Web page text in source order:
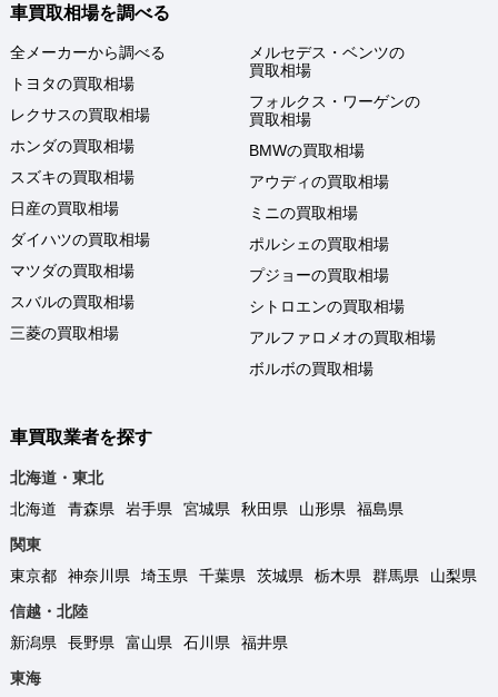
車買取相場を調べる
全メーカーから調べる
トヨタの買取相場
レクサスの買取相場
ホンダの買取相場
スズキの買取相場
日産の買取相場
ダイハツの買取相場
マツダの買取相場
スバルの買取相場
三菱の買取相場
メルセデス・ベンツの
買取相場
フォルクス・ワーゲンの
買取相場
BMWの買取相場
アウディの買取相場
ミニの買取相場
ポルシェの買取相場
プジョーの買取相場
シトロエンの買取相場
アルファロメオの買取相場
ボルボの買取相場
車買取業者を探す
北海道・東北
北海道
青森県 岩手県 宮城県 秋田県 山形県
福島県
関東
東京都
神奈川県 埼玉県 千葉県 茨城県 栃木県 群馬県
山梨県
信越・北陸
新潟県
長野県 富山県 石川県
福井県
東海